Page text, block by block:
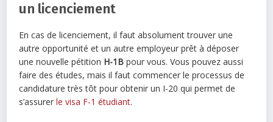
un licenciement
En cas de licenciement, il faut absolument trouver une
autre opportunité et un autre employeur prêt à déposer
une nouvelle pétition H-1B pour vous. Vous pouvez aussi
faire des études, mais il faut commencer le processus de
candidature très tôt pour obtenir un I-20 qui permet de
s’assurerle visa F-1 étudiant.